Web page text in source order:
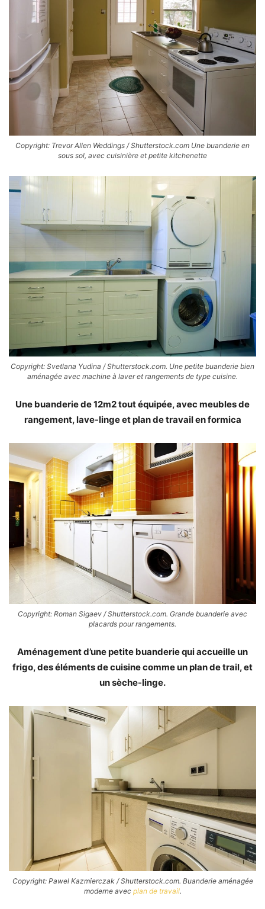
Copyright: Trevor Allen Weddings / Shutterstock.com Une buanderie en
sous sol, avec cuisinière et petite kitchenette
Copyright: Svetlana Yudina / Shutterstock.com. Une petite buanderie bien
aménagée avec machine à laver et rangements de type cuisine.
Une buanderie de 12m2 tout équipée, avec meubles de
rangement, lave-linge et plan de travail en formica
Copyright: Roman Sigaev / Shutterstock.com. Grande buanderie avec
placards pour rangements.
Aménagement d’une petite buanderie qui accueille un
frigo, des éléments de cuisine comme un plan de trail, et
un sèche-linge.
Copyright: Pawel Kazmierczak / Shutterstock.com. Buanderie aménagée
moderne avec plan de travail.